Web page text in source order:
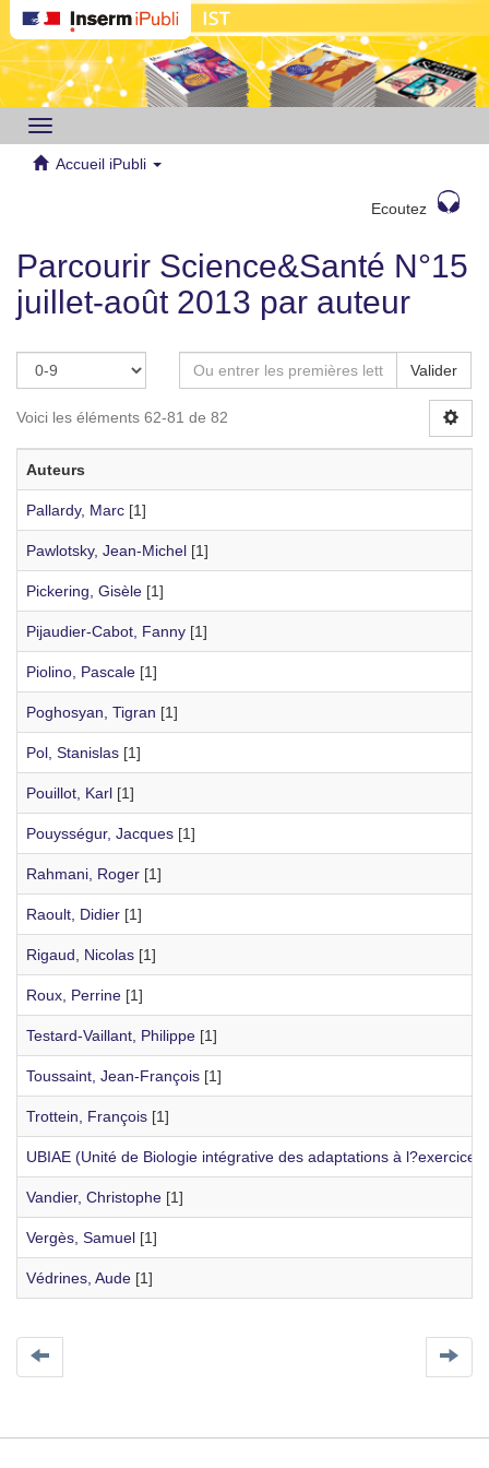
Toggle
navigation
Accueil iPubli
Ecoutez
Parcourir Science&Santé N°15
juillet-août 2013 par auteur
Valider
Voici les éléments 62-81 de 82
Auteurs
Pallardy, Marc [1]
Pawlotsky, Jean-Michel [1]
Pickering, Gisèle [1]
Pijaudier-Cabot, Fanny [1]
Piolino, Pascale [1]
Poghosyan, Tigran [1]
Pol, Stanislas [1]
Pouillot, Karl [1]
Pouysségur, Jacques [1]
Rahmani, Roger [1]
Raoult, Didier [1]
Rigaud, Nicolas [1]
Roux, Perrine [1]
Testard-Vaillant, Philippe [1]
Toussaint, Jean-François [1]
Trottein, François [1]
UBIAE (Unité de Biologie intégrative des adaptations à l?exercice)
Vandier, Christophe [1]
Vergès, Samuel [1]
Védrines, Aude [1]